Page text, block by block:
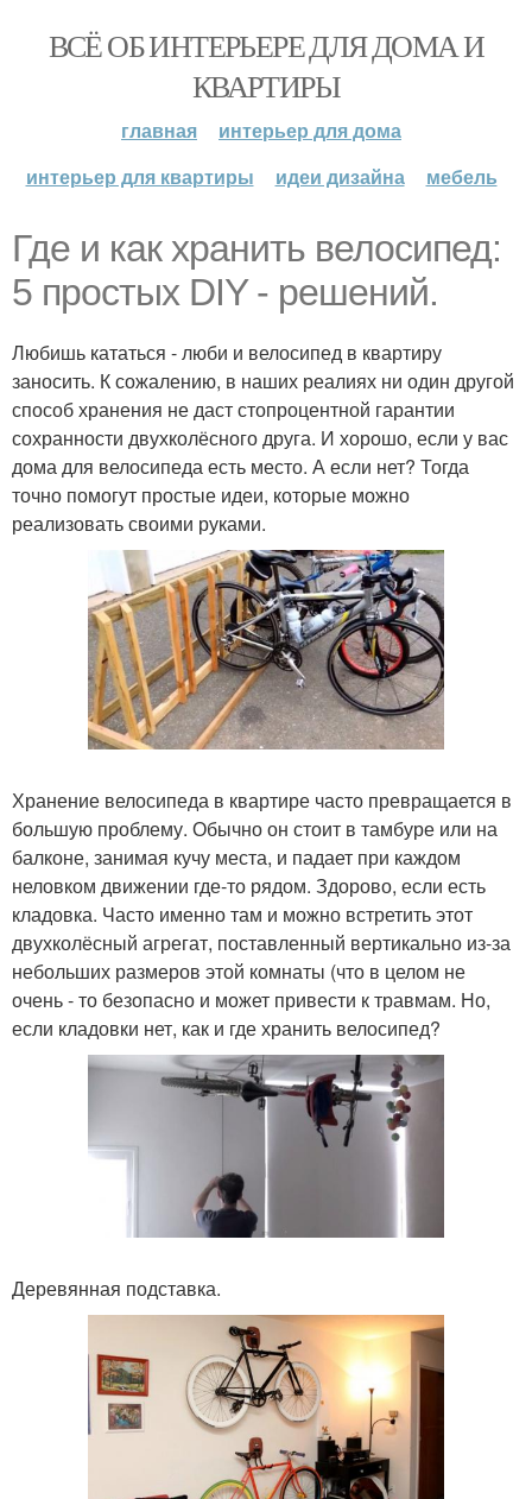
ВСЁ ОБ ИНТЕРЬЕРЕ ДЛЯ ДОМА И
КВАРТИРЫ
главная
интерьер для дома
интерьер для квартиры
идеи дизайна мебель
Где и как хранить велосипед:
5 простых DIY - решений.
Любишь кататься - люби и велосипед в квартиру
заносить. К сожалению, в наших реалиях ни один другой
способ хранения не даст стопроцентной гарантии
сохранности двухколёсного друга. И хорошо, если у вас
дома для велосипеда есть место. А если нет? Тогда
точно помогут простые идеи, которые можно
реализовать своими руками.
Хранение велосипеда в квартире часто превращается в
большую проблему. Обычно он стоит в тамбуре или на
балконе, занимая кучу места, и падает при каждом
неловком движении где-то рядом. Здорово, если есть
кладовка. Часто именно там и можно встретить этот
двухколёсный агрегат, поставленный вертикально из-за
небольших размеров этой комнаты (что в целом не
очень - то безопасно и может привести к травмам. Но,
если кладовки нет, как и где хранить велосипед?
Деревянная подставка.